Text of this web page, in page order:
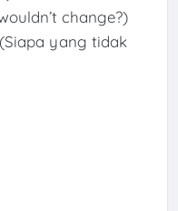
change?)
yang tidak